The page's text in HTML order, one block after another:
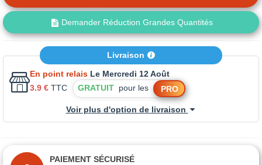
Demander Réduction Grandes Quantités
Livraison
En point relais Le Mercredi 12 Août
3.9 € TTC GRATUIT pour les PRO
Voir plus d'option de livraison
PAIEMENT SÉCURISÉ